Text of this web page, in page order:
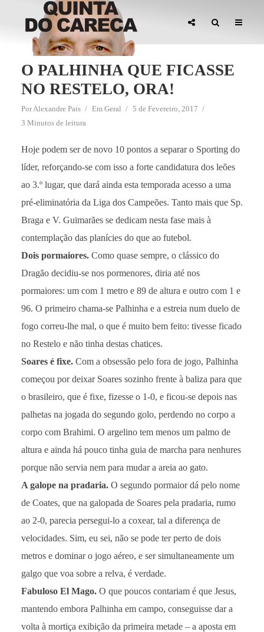
O PALHINHA QUE FICASSE
NO RESTELO, ORA!
PorAlexandre Pais Em Geral
5 de Fevereiro, 2017
3 Minutos de leitura
Hoje podem ser de novo 10 pontos a separar o Sporting do
líder, reforçando-se com isso a forte candidatura dos leões
ao 3.º lugar, que dará ainda esta temporada acesso a uma
pré-eliminatória da Liga dos Campeões. Tanto mais que Sp.
Braga e V. Guimarães se dedicam nesta fase mais à
contemplação das planícies do que ao futebol.
Dois pormaiores.Como quase sempre, o clássico do
Dragão decidiu-se nos pormenores, diria até nos
pormaiores: um com 1 metro e 89 de altura e outro com 1 e
96. O primeiro chama-se Palhinha e a estreia num duelo de
fogo correu-lhe mal, o que é muito bem feito: tivesse ficado
no Restelo e não tinha destas chatices.
Soares é fixe.Com a obsessão pelo fora de jogo, Palhinha
começou por deixar Soares sozinho frente à baliza para que
o brasileiro, que é fixe, fizesse o 1-0, e ficou-se depois nas
palhetas na jogada do segundo golo, perdendo no corpo a
corpo com Brahimi. O argelino tem menos um palmo de
altura e ainda há pouco tinha guia de marcha para nenhures
porque não servia nem para mudar a areia ao gato.
A galope na pradaria.O segundo pormaior dá pelo nome
de Coates, que na galopada de Soares pela pradaria, rumo
ao 2-0, parecia persegui-lo a coxear, tal a diferença de
velocidades. Sim, eu sei, não se pode ter perto de dois
metros e dominar o jogo aéreo, e ser simultaneamente um
galgo que voa sobre a relva, é verdade.
Fabuloso El Mago.O que poucos contariam é que Jesus,
mantendo embora Palhinha em campo, conseguisse dar a
volta à mortiça exibição da primeira metade – a aposta em